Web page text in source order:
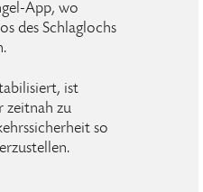
App, wo
des Schlaglochs
ist
zeitnah zu
so